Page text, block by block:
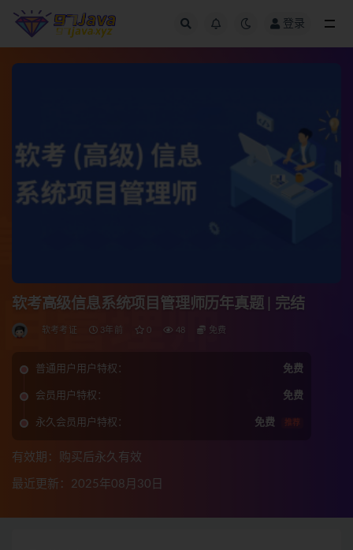
登录
软考高级信息系统项目管理师历年真题 | 完结
软考考证 3年前 0 48 免费
普通用户用户特权： 免费
会员用户特权： 免费
永久会员用户特权： 免费 推荐
有效期：购买后永久有效
最近更新：2025年08月30日